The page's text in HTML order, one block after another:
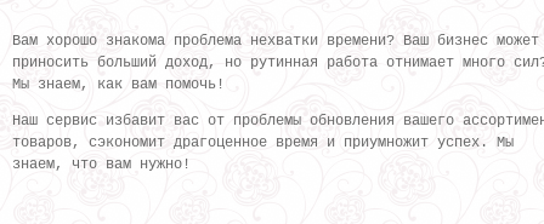
Вам хорошо знакома проблема нехватки времени? Ваш бизнес может
приносить больший доход, но рутинная работа отнимает много
Мы знаем, как вам помочь!
Наш сервис избавит вас от проблемы обновления вашего
товаров, сэкономит драгоценное время и приумножит успех. Мы
знаем, что вам нужно!